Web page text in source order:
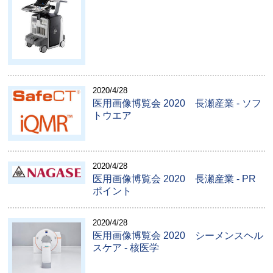
2020/4/28
医用画像博覧会 2020 長瀬産業 - ソフ
トウエア
2020/4/28
医用画像博覧会 2020 長瀬産業 - PR
ポイント
2020/4/28
医用画像博覧会 2020 シーメンスヘル
スケア - 核医学